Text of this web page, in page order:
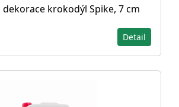
krokodýl Spike, 7 cm
Detail